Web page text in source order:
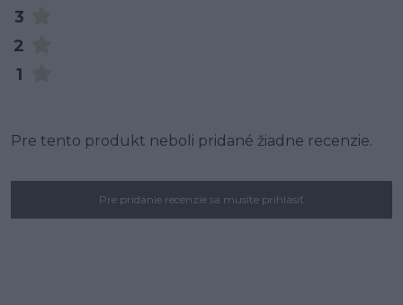
3
2
1
Pre tento produkt neboli pridané žiadne recenzie.
Pre pridanie recenzie sa musíte prihlásiť